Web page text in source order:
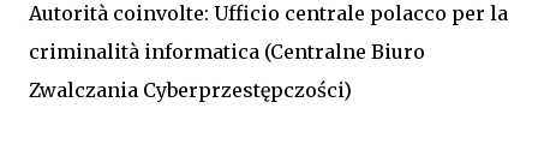
Autorità coinvolte: Ufficio centrale polacco per la
criminalità informatica (Centralne Biuro
Zwalczania Cyberprzestępczości)